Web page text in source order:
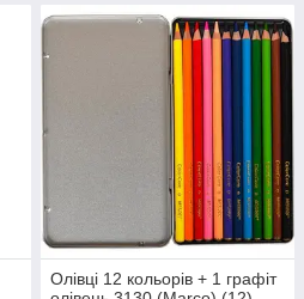
Олівці 12 кольорів + 1 графіт